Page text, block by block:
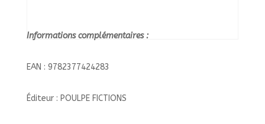
Informations complémentaires :
EAN : 9782377424283
Éditeur : POULPE FICTIONS